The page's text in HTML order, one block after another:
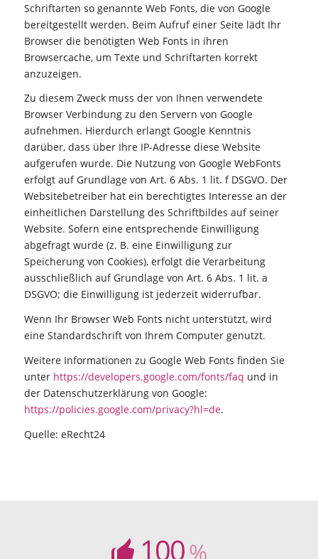
Schriftarten so genannte Web Fonts, die von Google
bereitgestellt werden. Beim Aufruf einer Seite lädt Ihr
Browser die benötigten Web Fonts in ihren
Browsercache, um Texte und Schriftarten korrekt
anzuzeigen.
Zu diesem Zweck muss der von Ihnen verwendete
Browser Verbindung zu den Servern von Google
aufnehmen. Hierdurch erlangt Google Kenntnis
darüber, dass über Ihre IP-Adresse diese Website
aufgerufen wurde. Die Nutzung von Google WebFonts
erfolgt auf Grundlage von Art. 6 Abs. 1 lit. f DSGVO. Der
Websitebetreiber hat ein berechtigtes Interesse an der
einheitlichen Darstellung des Schriftbildes auf seiner
Website. Sofern eine entsprechende Einwilligung
abgefragt wurde (z. B. eine Einwilligung zur
Speicherung von Cookies), erfolgt die Verarbeitung
ausschließlich auf Grundlage von Art. 6 Abs. 1 lit. a
DSGVO; die Einwilligung ist jederzeit widerrufbar.
Wenn Ihr Browser Web Fonts nicht unterstützt, wird
eine Standardschrift von Ihrem Computer genutzt.
Weitere Informationen zu Google Web Fonts finden Sie
unter https://developers.google.com/fonts/faq und in
der Datenschutzerklärung von Google:
https://policies.google.com/privacy?hl=de.
Quelle: eRecht24
100%